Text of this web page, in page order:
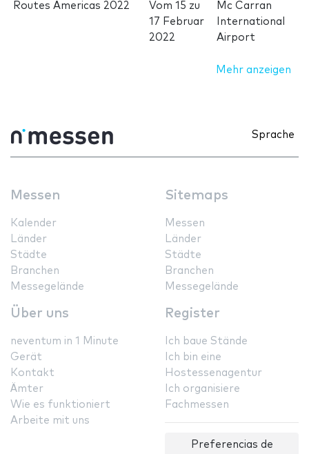
Routes Americas 2022 Vom15 zu
17 Februar
2022
Mc Carran
International
Airport
Mehr anzeigen
Sprache
Messen
Kalender
Länder
Städte
Branchen
Messegelände
Sitemaps
Messen
Länder
Städte
Branchen
Messegelände
Über uns
neventum in 1 Minute
Gerät
Kontakt
Ämter
Wie es funktioniert
Arbeite mit uns
Register
Ich baue Stände
Ich bin eine
Hostessenagentur
Ich organisiere
Fachmessen
Preferencias de